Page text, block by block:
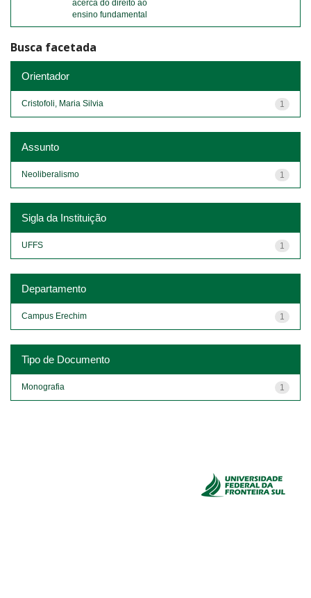
acerca do direito ao
ensino fundamental
Busca facetada
Orientador
1
Cristofoli, Maria Silvia
Assunto
1
Neoliberalismo
Sigla da Instituição
1
UFFS
Departamento
1
Campus Erechim
Tipo de Documento
1
Monografia